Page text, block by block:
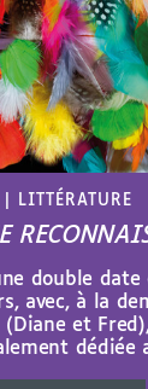
LITTÉRATURE
double
avec, à la
et
dédiée